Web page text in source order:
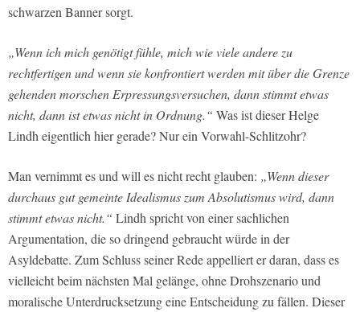
schwarzen Banner sorgt.
„Wenn ich mich genötigt fühle, mich wie viele andere zu
rechtfertigen und wenn sie konfrontiert werden mit über die Grenze
gehenden morschen Erpressungsversuchen, dann stimmt etwas
nicht, dann ist etwas nicht in Ordnung.“ Was ist dieser Helge
Lindh eigentlich hier gerade? Nur ein Vorwahl-Schlitzohr?
Man vernimmt es und will es nicht recht glauben: „Wenn dieser
durchaus gut gemeinte Idealismus zum Absolutismus wird, dann
stimmt etwas nicht.“ Lindh spricht von einer sachlichen
Argumentation, die so dringend gebraucht würde in der
Asyldebatte. Zum Schluss seiner Rede appelliert er daran, dass es
vielleicht beim nächsten Mal gelänge, ohne Drohszenario und
moralische Unterdrucksetzung eine Entscheidung zu fällen. Dieser